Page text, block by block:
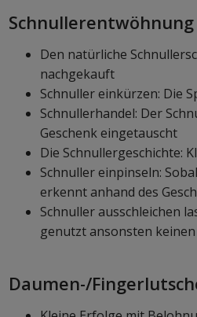
Schnullerentwöhnung
Den natürliche
nachgekauft
Schnuller einkürzen: Die
Schnullerhandel: Der
Geschenk eingetauscht
Die Schnullergeschichte:
Schnuller einpinseln:
erkennt anhand des
Schnuller ausschleichen
genutzt ansonsten
Daumen-/